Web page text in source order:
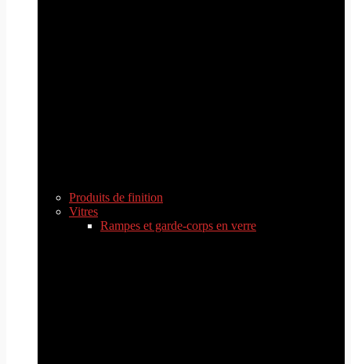
Produits de finition
Vitres
Rampes et garde-corps en verre